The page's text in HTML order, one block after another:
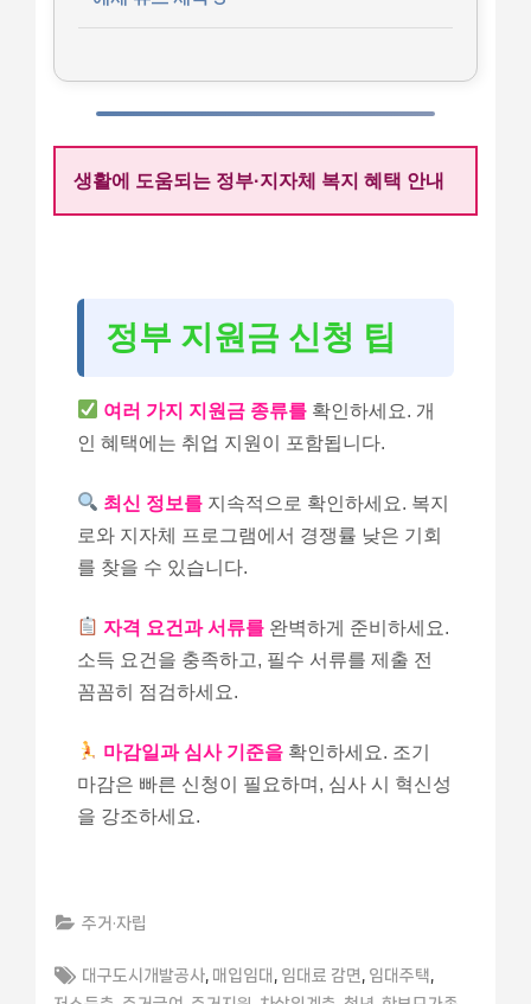
생활에 도움되는 정부·지자체 복지 혜택 안내
정부 지원금 신청 팁
여러 가지 지원금 종류를 확인하세요. 개
인 혜택에는 취업 지원이 포함됩니다.
최신 정보를 지속적으로 확인하세요. 복지
로와 지자체 프로그램에서 경쟁률 낮은 기회
를 찾을 수 있습니다.
자격 요건과 서류를 완벽하게 준비하세요.
소득 요건을 충족하고, 필수 서류를 제출 전
꼼꼼히 점검하세요.
마감일과 심사 기준을 확인하세요. 조기
마감은 빠른 신청이 필요하며, 심사 시 혁신성
을 강조하세요.
주거·자립
Tags:
대구도시개발공사 매입임대 임대료 감면 임대주택